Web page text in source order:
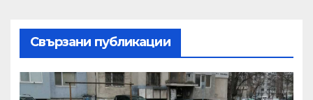
Свързани публикации